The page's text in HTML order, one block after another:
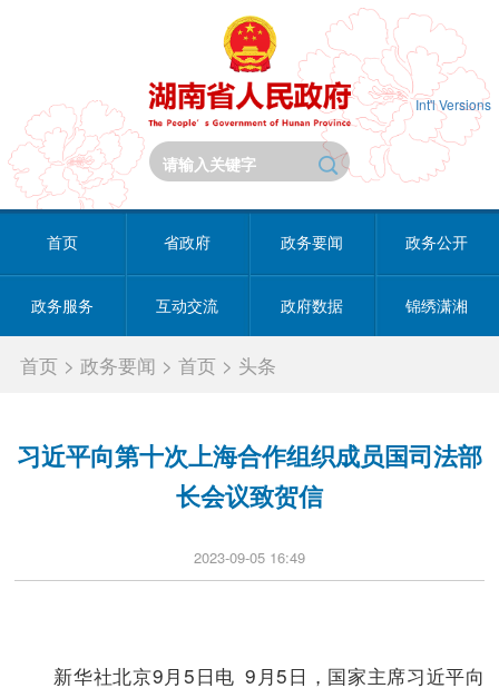
Int'l Versions
首页 省政府 政务要闻 政务公开
政务服务 互动交流 政府数据 锦绣潇湘
首页 >政务要闻 >首页 > 头条
习近平向第十次上海合作组织成员国司法部
长会议致贺信
2023-09-05 16:49
新华社北京9月5日电 9月5日，国家主席习近平向